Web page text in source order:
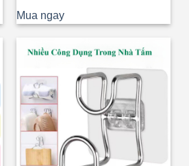
có
biến
thể.
Các
tùy
chọn
có
Mua ngay